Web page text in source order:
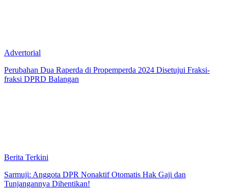
Advertorial
Perubahan Dua Raperda di Propemperda 2024 Disetujui Fraksi-
fraksi DPRD Balangan
Berita Terkini
Sarmuji: Anggota DPR Nonaktif Otomatis Hak Gaji dan
Tunjangannya Dihentikan!